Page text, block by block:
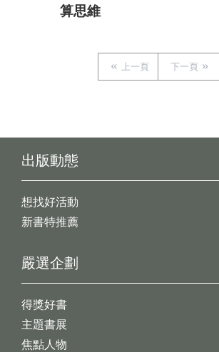
算思維
上一頁 下一頁
出版動態
想找好活動
新書特推薦
嚴選企劃
得獎好書
主題書展
焦點人物